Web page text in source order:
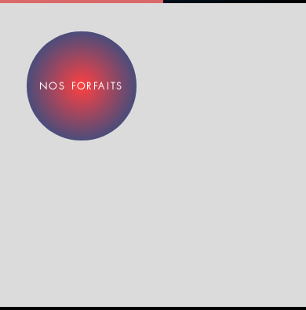
NOS FORFAITS